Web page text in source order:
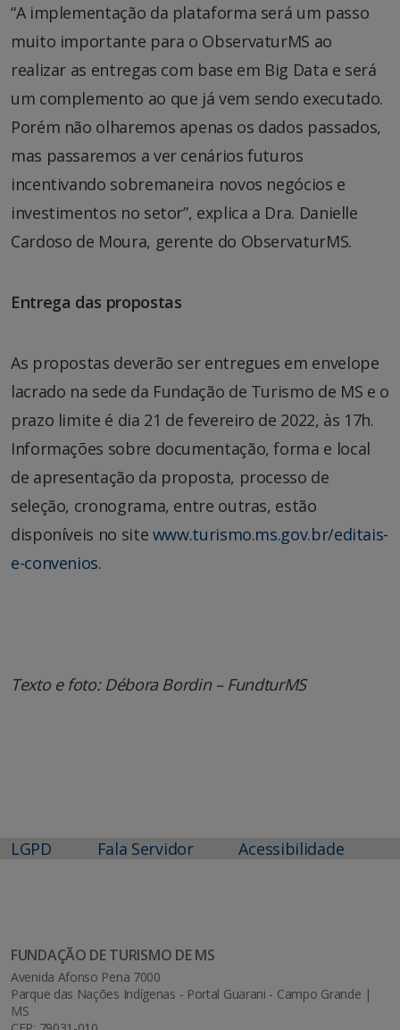
“A implementação da plataforma será um passo
muito importante para o ObservaturMS ao
realizar as entregas com base em Big Data e será
um complemento ao que já vem sendo executado.
Porém não olharemos apenas os dados passados,
mas passaremos a ver cenários futuros
incentivando sobremaneira novos negócios e
investimentos no setor”, explica a Dra. Danielle
Cardoso de Moura, gerente do ObservaturMS.
Entrega das propostas
As propostas deverão ser entregues em envelope
lacrado na sede da Fundação de Turismo de MS e o
prazo limite é dia 21 de fevereiro de 2022, às 17h.
Informações sobre documentação, forma e local
de apresentação da proposta, processo de
seleção, cronograma, entre outras, estão
disponíveis no site www.turismo.ms.gov.br/editais-
e-convenios.
Texto e foto: Débora Bordin – FundturMS
LGPD Fala Servidor Acessibilidade
FUNDAÇÃO DE TURISMO DE MS
Avenida Afonso Pena 7000
Parque das Nações Indígenas - Portal Guarani - Campo Grande |
MS